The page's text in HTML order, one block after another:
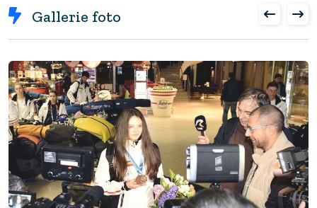
Gallerie foto